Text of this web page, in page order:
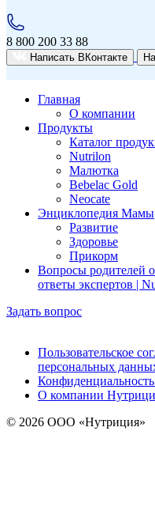
8 800 200 33 88
Написать ВКонтакте
Главная
О компании
Продукты
Каталог
Nutrilon
Малютка
Bebelac Gold
Neocate
Энциклопедия Мамы
Развитие
Здоровье
Прикорм
Вопросы родителей
ответы экспертов |
Задать вопрос
Пользовательское
персональных
О компании
© 2026 ООО «Нутриция»